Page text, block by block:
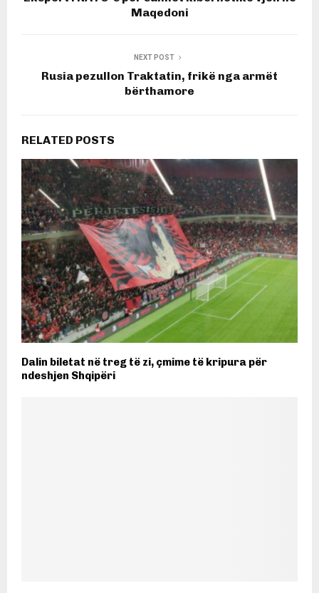
Maqedoni
NEXT POST
Rusia pezullon Traktatin, frikë nga armët
bërthamore
RELATED POSTS
Dalin biletat në treg të zi, çmime të kripura për
ndeshjen Shqipëri